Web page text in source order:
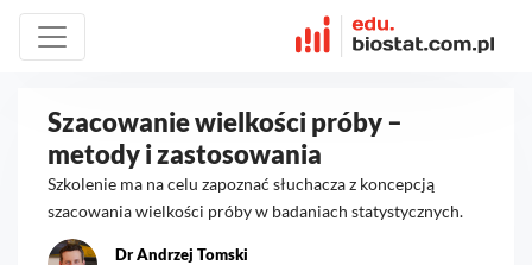
Dr Andrzej Tomski
Szacowanie wielkości próby –
metody i zastosowania
Szkolenie ma na celu zapoznać słuchacza z koncepcją
szacowania wielkości próby w badaniach statystycznych.